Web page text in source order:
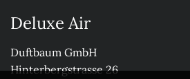
Deluxe Air
Duftbaum GmbH
Hinterbergstrasse 26